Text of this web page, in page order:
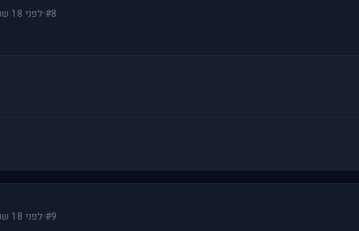
#8
·לפני 18 שנים
#9
·לפני 18 שנים